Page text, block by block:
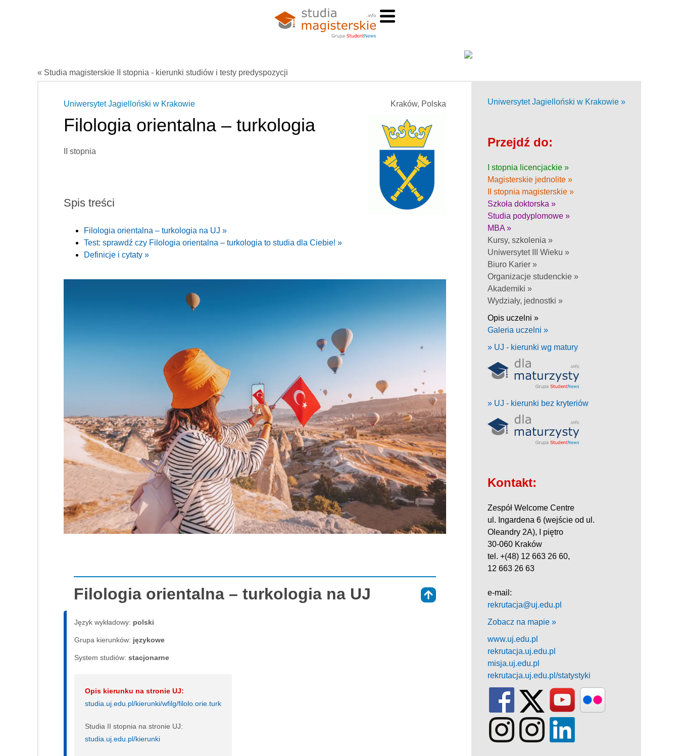
« Studia magisterskie II stopnia - kierunki studiów i testy predyspozycji
Kraków, Polska
Uniwersytet Jagielloński w Krakowie
Filologia orientalna – turkologia
II stopnia
Spis treści
Filologia orientalna – turkologia na UJ »
Test: sprawdź czy Filologia orientalna – turkologia to studia dla Ciebie! »
Definicje i cytaty »
Filologia orientalna – turkologia na UJ
Język wykładowy: polski
Grupa kierunków: językowe
System studiów: sta­cjo­nar­ne
Opis kierunku na stronie UJ:
studia.uj.edu.pl/kierunki/wfilg/filolo.orie.turk
Studia II stopnia na stronie UJ:
studia.uj.edu.pl/kierunki
Uniwersytet Jagielloński w Krakowie »
Przejdź do:
I stopnia licencjackie »
Magisterskie jednolite »
II stopnia magisterskie »
Szkoła doktorska »
Studia podyplomowe »
MBA »
Kursy, szkolenia »
Uniwersytet III Wieku »
Biuro Karier »
Organizacje studenckie »
Akademiki »
Wydziały, jednostki »
Opis uczelni »
Galeria uczelni »
» UJ - kierunki wg matury
» UJ - kierunki bez kryteriów
Kontakt:
Zespół Welcome Centre
ul. Ingardena 6 (wejście od ul.
Oleandry 2A), I piętro
30-060 Kraków
tel. +(48) 12 663 26 60,
12 663 26 63
e-mail:
rekrutacja@uj.edu.pl
Zobacz na mapie »
www.uj.edu.pl
rekrutacja.uj.edu.pl
misja.uj.edu.pl
rekrutacja.uj.edu.pl/statystyki